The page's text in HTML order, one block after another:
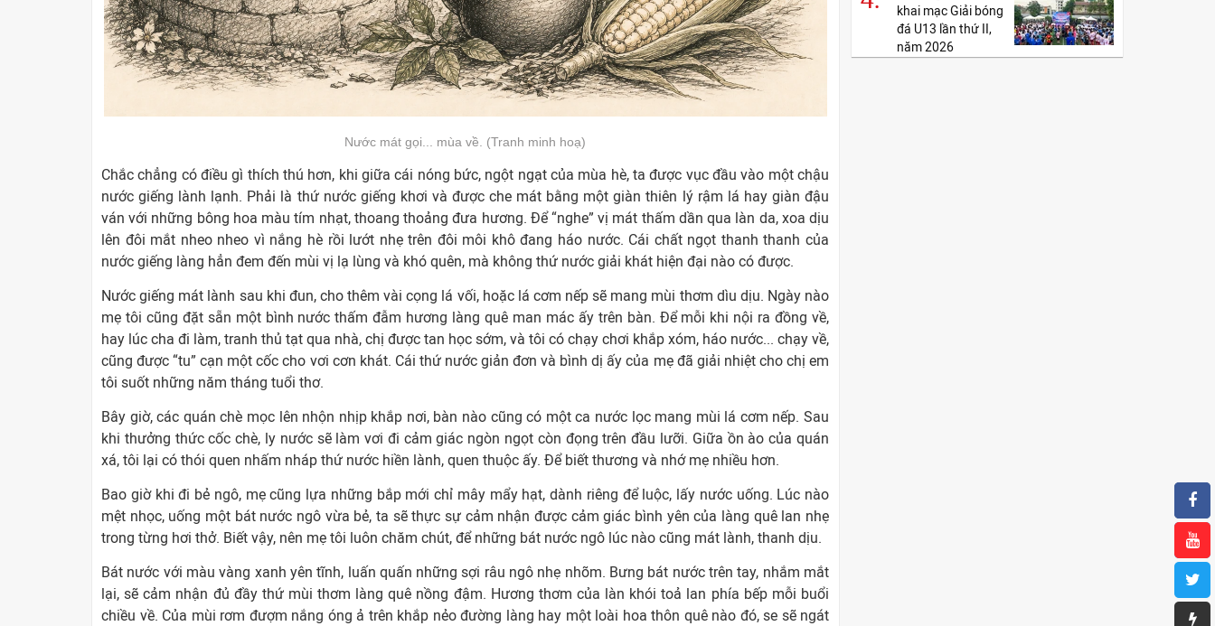
Nước mát gọi... mùa về. (Tranh minh hoạ)
Chắc chẳng có điều gì thích thú hơn, khi giữa cái nóng bức, ngột ngạt của mùa hè, ta được vục đầu vào một chậu
nước giếng lành lạnh. Phải là thứ nước giếng khơi và được che mát bằng một giàn thiên lý rậm lá hay giàn đậu
ván với những bông hoa màu tím nhạt, thoang thoảng đưa hương. Để “nghe” vị mát thấm dần qua làn da, xoa dịu
lên đôi mắt nheo nheo vì nắng hè rồi lướt nhẹ trên đôi môi khô đang háo nước. Cái chất ngọt thanh thanh của
nước giếng làng hẳn đem đến mùi vị lạ lùng và khó quên, mà không thứ nước giải khát hiện đại nào có được.
Nước giếng mát lành sau khi đun, cho thêm vài cọng lá vối, hoặc lá cơm nếp sẽ mang mùi thơm dìu dịu. Ngày nào
mẹ tôi cũng đặt sẵn một bình nước thấm đẫm hương làng quê man mác ấy trên bàn. Để mỗi khi nội ra đồng về,
hay lúc cha đi làm, tranh thủ tạt qua nhà, chị được tan học sớm, và tôi có chạy chơi khắp xóm, háo nước... chạy về,
cũng được “tu” cạn một cốc cho vơi cơn khát. Cái thứ nước giản đơn và bình dị ấy của mẹ đã giải nhiệt cho chị em
tôi suốt những năm tháng tuổi thơ.
Bây giờ, các quán chè mọc lên nhộn nhịp khắp nơi, bàn nào cũng có một ca nước lọc mang mùi lá cơm nếp. Sau
khi thưởng thức cốc chè, ly nước sẽ làm vơi đi cảm giác ngòn ngọt còn đọng trên đầu lưỡi. Giữa ồn ào của quán
xá, tôi lại có thói quen nhấm nháp thứ nước hiền lành, quen thuộc ấy. Để biết thương và nhớ mẹ nhiều hơn.
Bao giờ khi đi bẻ ngô, mẹ cũng lựa những bắp mới chỉ mây mẩy hạt, dành riêng để luộc, lấy nước uống. Lúc nào
mệt nhọc, uống một bát nước ngô vừa bẻ, ta sẽ thực sự cảm nhận được cảm giác bình yên của làng quê lan nhẹ
trong từng hơi thở. Biết vậy, nên mẹ tôi luôn chăm chút, để những bát nước ngô lúc nào cũng mát lành, thanh dịu.
Bát nước với màu vàng xanh yên tĩnh, luấn quấn những sợi râu ngô nhẹ nhõm. Bưng bát nước trên tay, nhắm mắt
lại, sẽ cảm nhận đủ đầy thứ mùi thơm làng quê nồng đậm. Hương thơm của làn khói toả lan phía bếp mỗi buổi
chiều về. Của mùi rơm đượm nắng óng ả trên khắp nẻo đường làng hay một loài hoa thôn quê nào đó, se sẽ ngát
khai mạc Giải bóng
đá U13 lần thứ II,
năm 2026